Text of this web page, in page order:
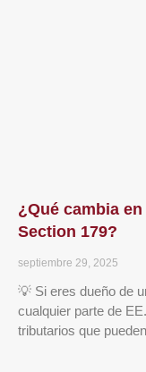
¿Qué cambia
Section 179?
septiembre 29, 2025
💡 Si eres dueño de
cualquier parte de
tributarios que pueden